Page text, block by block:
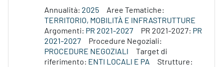
Annualità: 2025
Aree Tematiche:
TERRITORIO, MOBILITÀ E INFRASTRUTTURE
Argomenti: PR 2021-2027 PR 2021-2027: PR
2021-2027
Procedure Negoziali:
PROCEDURE NEGOZIALI
Target di
riferimento: ENTI LOCALI E PA
Strutture: